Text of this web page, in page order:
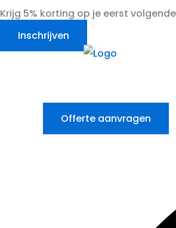
Ga
Krijg 5% korting op je eerst
Inschrijven
Offerte aanvragen